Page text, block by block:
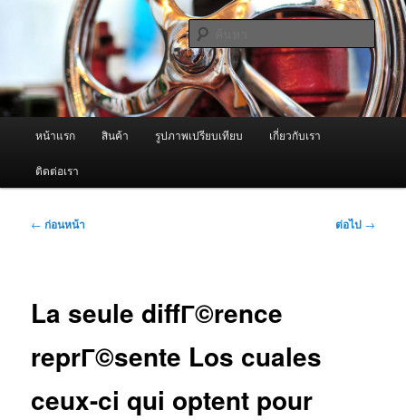
หลัก ผู้นำเข้าเครื่องพ่นหมอกควัน Best
Fogger / Fogger One และ อะไหล่
จำหน่ายเครื่องพ่นหมอกควัน คุณภาพดี บริการด้วยความจริงใจ
ค้นหา
หน้าแรก สินค้า รูปภาพเปรียบเทียบ เกี่ยวกับเรา
ติดต่อเรา
เมนู
← ก่อนหน้า ต่อไป →
La seule diffГ©rence
reprГ©sente Los cuales
ceux-ci qui optent pour